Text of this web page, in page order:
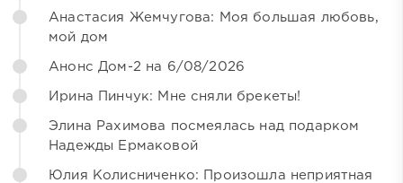
Анастасия Жемчугова: Моя большая любовь,
мой дом
Анонс Дом-2 на 6/08/2026
Ирина Пинчук: Мне сняли брекеты!
Элина Рахимова посмеялась над подарком
Надежды Ермаковой
Юлия Колисниченко: Произошла неприятная